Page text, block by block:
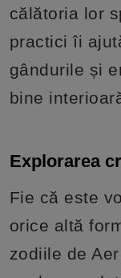
călătoria lor
practici îi
gândurile și
bine
Explorarea
Fie că este
orice altă
zodiile de